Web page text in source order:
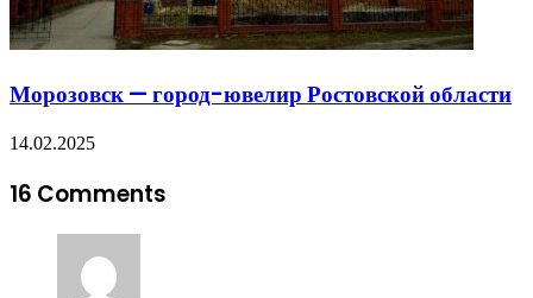
Морозовск — город-ювелир Ростовской области
14.02.2025
16 Comments